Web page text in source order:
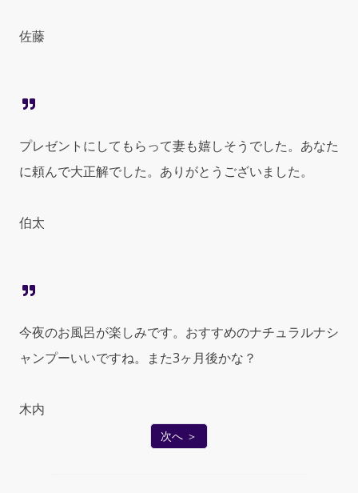
佐藤
プレゼントにしてもらって妻も嬉しそうでした。あなた
に頼んで大正解でした。ありがとうございました。
伯太
今夜のお風呂が楽しみです。おすすめのナチュラルナシ
ャンプーいいですね。また3ヶ月後かな？
木内
次へ ＞